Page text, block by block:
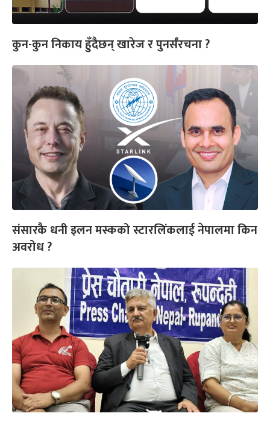
कुन-कुन निकाय हुँदैछन् खारेज र पुनर्संरचना ?
संसारकै धनी इलन मस्कको स्टारलिंकलाई नेपालमा किन
अवरोध ?